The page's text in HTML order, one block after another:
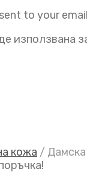
to your
използвана
кожа /